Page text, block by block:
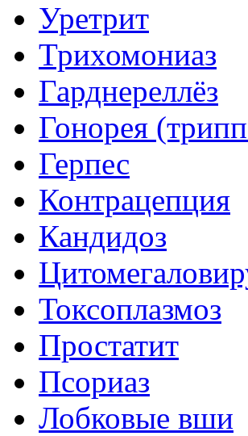
Уретрит
Трихомониаз
Гарднереллёз
Гонорея
Герпес
Контрацепция
Кандидоз
Токсоплазмоз
Простатит
Псориаз
Лобковые вши